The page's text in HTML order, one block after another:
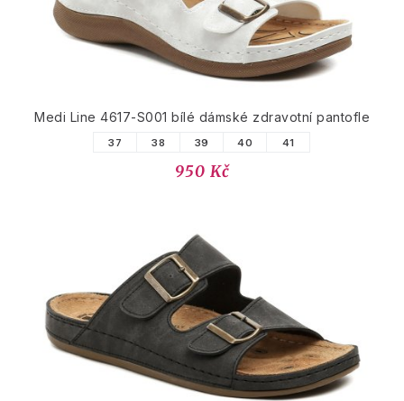
Medi Line 4617-S001 bílé dámské zdravotní pantofle
37 38 39 40 41
950 Kč